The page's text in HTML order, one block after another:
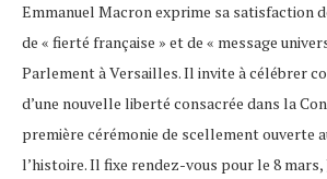
Emmanuel Macron exprime sa satisfaction
de « fierté française » et de « message
Parlement à Versailles. Il invite à célébrer
d’une nouvelle liberté consacrée dans la
première cérémonie de scellement ouverte
l’histoire. Il fixe rendez-vous pour le 8 mars,